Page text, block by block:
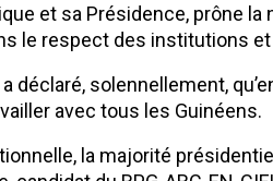
et sa Présidence, prône la
le respect des institutions et
déclaré, solennellement,
avec tous les Guinéens.
la majorité